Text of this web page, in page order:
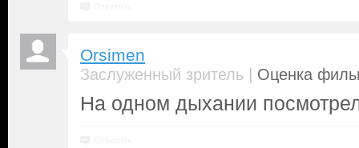
Orsimen
Заслуженный зритель | Оценка
На одном дыхании